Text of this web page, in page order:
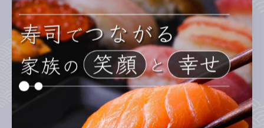
カテゴリー Categories
全てのカテゴリー
ランチ
ディナー
テイクアウト
お子様連れ